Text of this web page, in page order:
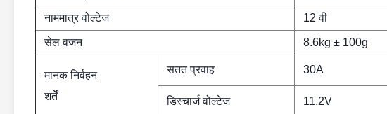
नाममात्र वोल्टेज 12 वी
सेल वजन 8.6kg ± 100g
मानक निर्वहन
शर्तेँ
सतत प्रवाह 30A
डिस्चार्ज वोल्टेज 11.2V